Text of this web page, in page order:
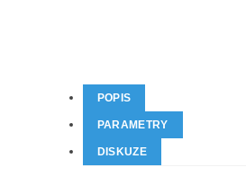
POPIS
PARAMETRY
DISKUZE